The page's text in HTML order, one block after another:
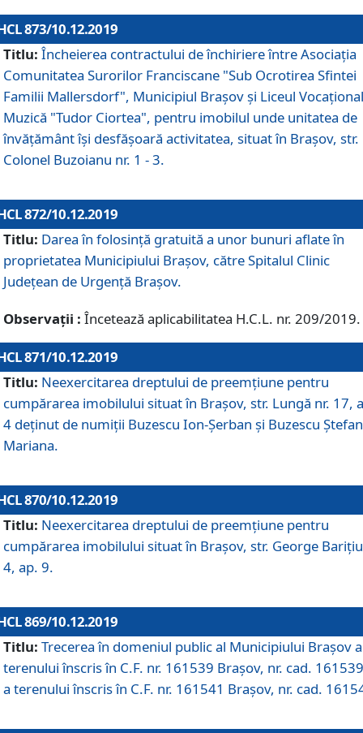
873/10.12.2019
Titlu: Încheierea contractului de închiriere între Asociația
Comunitatea Surorilor Franciscane "Sub Ocrotirea Sfintei
Familii Mallersdorf", Municipiul Braşov şi Liceul
Muzică "Tudor Ciortea", pentru imobilul unde unitatea de
învățământ îşi desfăşoară activitatea, situat în Braşov, str.
Colonel Buzoianu nr. 1 - 3.
872/10.12.2019
Titlu: Darea în folosinţă gratuită a unor bunuri aflate în
proprietatea Municipiului Braşov, către Spitalul Clinic
Judeţean de Urgenţă Braşov.
Observații : Încetează aplicabilitatea H.C.L. nr. 209/2019.
871/10.12.2019
Titlu: Neexercitarea dreptului de preemţiune pentru
cumpărarea imobilului situat în Braşov, str. Lungă nr. 17,
4 deţinut de numiţii Buzescu Ion-Şerban și Buzescu
Mariana.
870/10.12.2019
Titlu: Neexercitarea dreptului de preemţiune pentru
cumpărarea imobilului situat în Braşov, str. George
4, ap. 9.
869/10.12.2019
Titlu: Trecerea în domeniul public al Municipiului Braşov a
terenului înscris în C.F. nr. 161539 Brașov, nr. cad.
a terenului înscris în C.F. nr. 161541 Brașov, nr. cad.